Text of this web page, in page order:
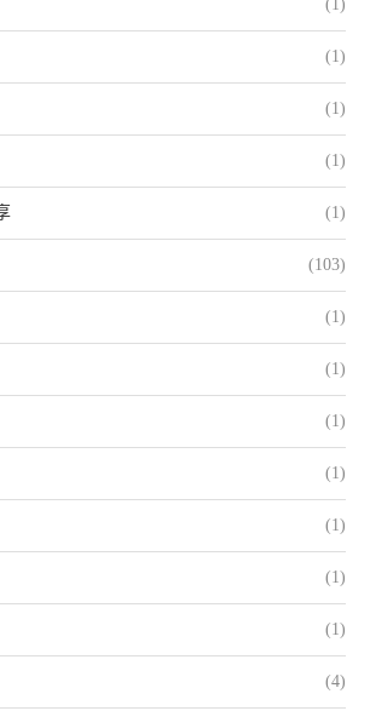
(1)
(1)
(1)
(1)
(1)
(103)
(1)
(1)
(1)
(1)
(1)
(1)
(1)
(4)